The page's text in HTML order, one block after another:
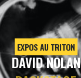
EXPOS AU TRITON
DAVID NOLAN